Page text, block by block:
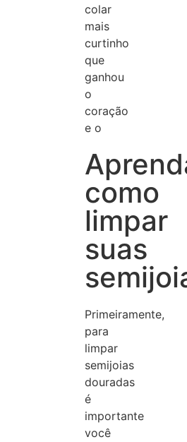
colar
mais
curtinho
que
ganhou
o
coração
e o
como
limpar
suas
Primeiramente,
para
limpar
semijoias
douradas
é
importante
você